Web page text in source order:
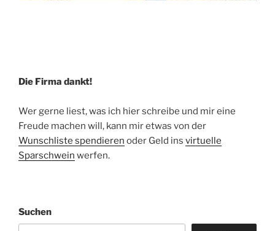
Die Firma dankt!
Wer gerne liest, was ich hier schreibe und mir eine
Freude machen will, kann mir etwas von der
Wunschliste spendieren oder Geld ins virtuelle
Sparschwein werfen.
Suchen